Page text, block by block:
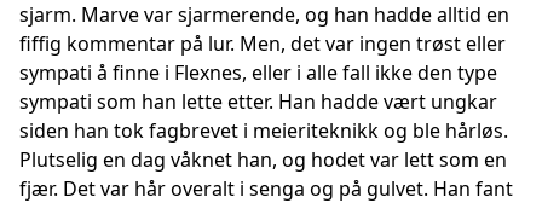
sjarm. Marve var sjarmerende, og han hadde alltid en
fiffig kommentar på lur. Men, det var ingen trøst eller
sympati å finne i Flexnes, eller i alle fall ikke den type
sympati som han lette etter. Han hadde vært ungkar
siden han tok fagbrevet i meieriteknikk og ble hårløs.
Plutselig en dag våknet han, og hodet var lett som en
fjær. Det var hår overalt i senga og på gulvet. Han fant